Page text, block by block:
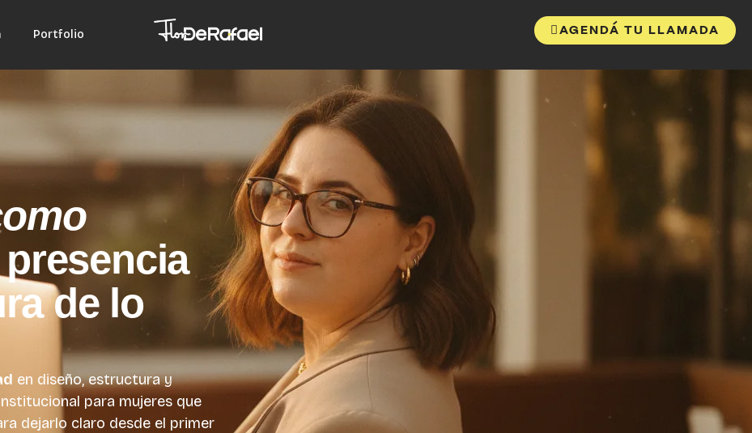
Portfolio AGENDÁ TU LLAMADA
de lo
en diseño, estructura y
para mujeres que
dejarlo claro desde el primer